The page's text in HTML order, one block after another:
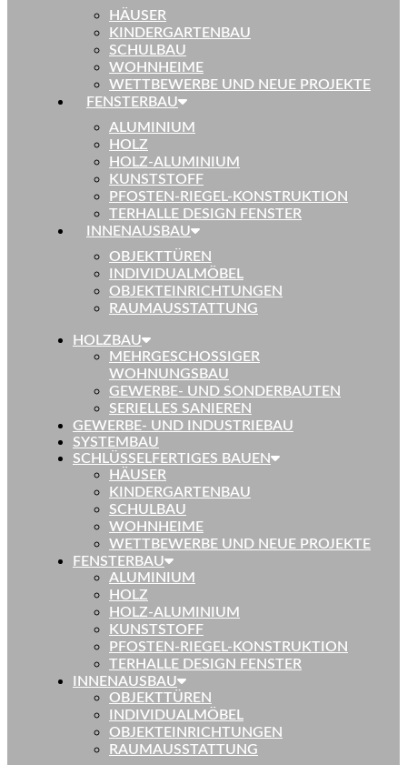
HÄUSER
KINDERGARTENBAU
SCHULBAU
WOHNHEIME
WETTBEWERBE UND NEUE PROJEKTE
FENSTERBAU
ALUMINIUM
HOLZ
HOLZ-ALUMINIUM
KUNSTSTOFF
PFOSTEN-RIEGEL-KONSTRUKTION
TERHALLE DESIGN FENSTER
INNENAUSBAU
OBJEKTTÜREN
INDIVIDUALMÖBEL
OBJEKTEINRICHTUNGEN
RAUMAUSSTATTUNG
HOLZBAU
MEHRGESCHOSSIGER
WOHNUNGSBAU
GEWERBE- UND SONDERBAUTEN
SERIELLES SANIEREN
GEWERBE- UND INDUSTRIEBAU
SYSTEMBAU
SCHLÜSSELFERTIGES BAUEN
HÄUSER
KINDERGARTENBAU
SCHULBAU
WOHNHEIME
WETTBEWERBE UND NEUE PROJEKTE
FENSTERBAU
ALUMINIUM
HOLZ
HOLZ-ALUMINIUM
KUNSTSTOFF
PFOSTEN-RIEGEL-KONSTRUKTION
TERHALLE DESIGN FENSTER
INNENAUSBAU
OBJEKTTÜREN
INDIVIDUALMÖBEL
OBJEKTEINRICHTUNGEN
RAUMAUSSTATTUNG